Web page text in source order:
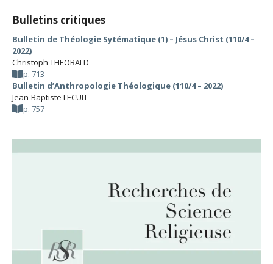
Bulletins critiques
Bulletin de Théologie Sytématique (1) – Jésus Christ (110/4 –
2022)
Christoph THEOBALD
p. 713
Bulletin d’Anthropologie Théologique (110/4 – 2022)
Jean-Baptiste LECUIT
p. 757